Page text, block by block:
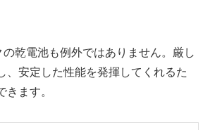
乾電池も例外ではありません。厳し
、安定した性能を発揮してくれるた
きます。